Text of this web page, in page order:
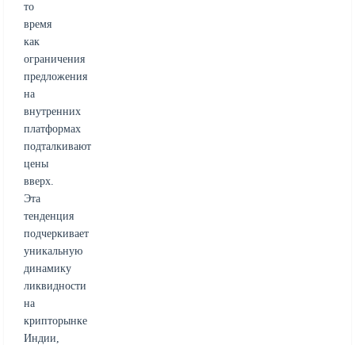
то
время
как
ограничения
предложения
на
внутренних
платформах
подталкивают
цены
вверх.
Эта
тенденция
подчеркивает
уникальную
динамику
ликвидности
на
крипторынке
Индии,